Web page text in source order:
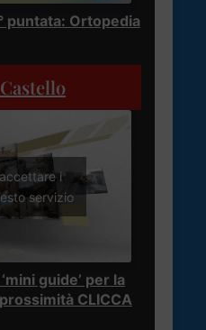
puntata: Ortopedia
i
servizio
guide’ per la
CLICCA